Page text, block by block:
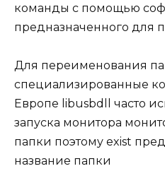
команды с помощью
предназначенного для
Для переименования
специализированные
Европе libusbdll часто
запуска монитора
папки поэтому exist
название папки